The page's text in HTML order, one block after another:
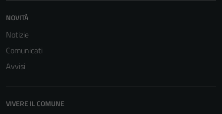
NOVITÀ
Notizie
Comunicati
Avvisi
VIVERE IL COMUNE